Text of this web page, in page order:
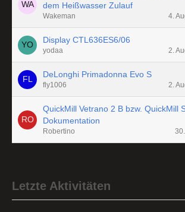
dem Heißwasser Zulauf
Wakeman 4.
Display CTL636ES6/06
yodaa 2.
DeLonghi Primadonna Evo S
fly1006
2.
QuickMill Vetrano 2 B bzw. QuickMill
Dokumentation
Robertino
Letzte Aktivitäten